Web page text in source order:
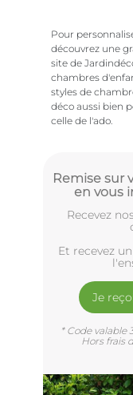
Pour
découvrez une
site de
chambres
styles de
déco aussi bien
celle de l'ado.
Remise sur
en vous
Recevez
Et recevez
Je
* Code valable
Hors frais